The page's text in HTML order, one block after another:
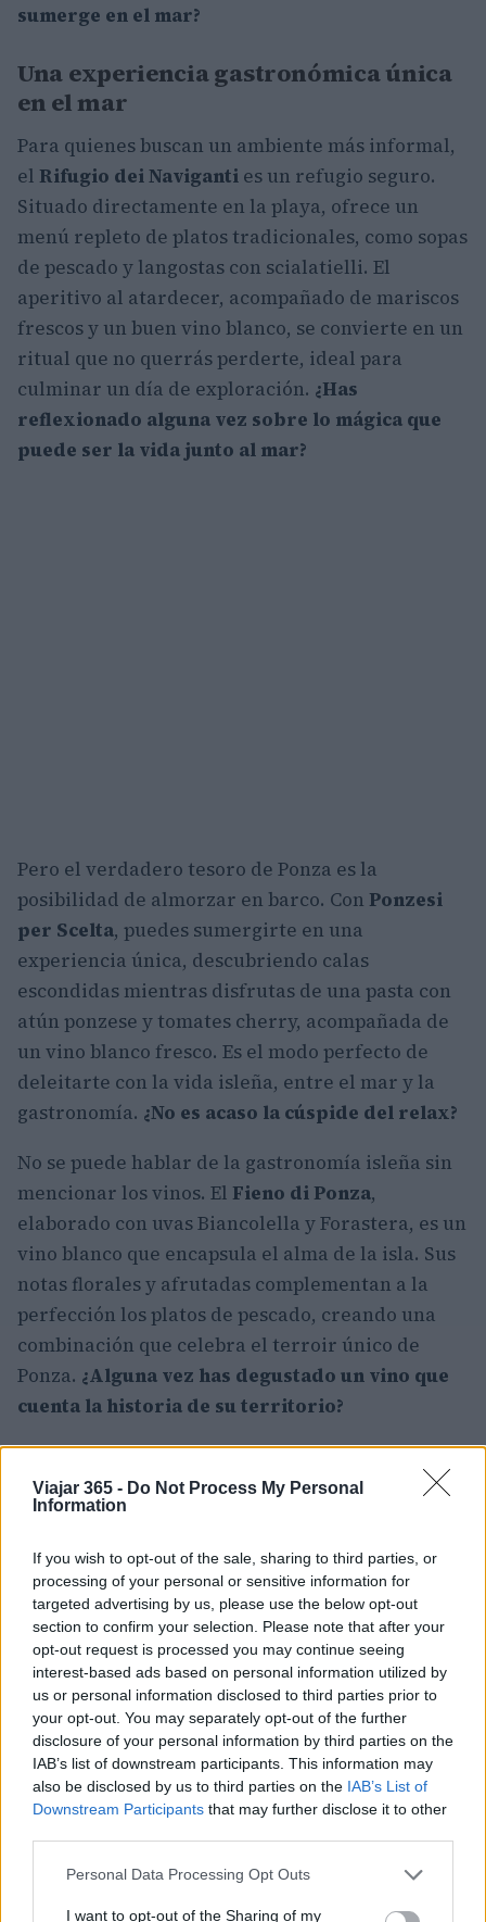
Viajar 365 - Do Not Process My Personal
Information
If you wish to opt-out of the sale, sharing to third parties, or
processing of your personal or sensitive information for
targeted advertising by us, please use the below opt-out
section to confirm your selection. Please note that after your
opt-out request is processed you may continue seeing
interest-based ads based on personal information utilized by
us or personal information disclosed to third parties prior to
your opt-out. You may separately opt-out of the further
disclosure of your personal information by third parties on the
IAB’s list of downstream participants. This information may
also be disclosed by us to third parties on the IAB’s List of
Downstream Participants that may further disclose it to other
Please note that this website/app uses one or more Google
not limited to your visit or usage behaviour. You may click to
Personal Data Processing Opt Outs
I want to opt-out of the Sharing of my
sumerge en el mar?
Una experiencia gastronómica única
en el mar
Para quienes buscan un ambiente más informal,
el Rifugio dei Naviganti es un refugio seguro.
Situado directamente en la playa, ofrece un
menú repleto de platos tradicionales, como sopas
de pescado y langostas con scialatielli. El
aperitivo al atardecer, acompañado de mariscos
frescos y un buen vino blanco, se convierte en un
ritual que no querrás perderte, ideal para
culminar un día de exploración. ¿Has
reflexionado alguna vez sobre lo mágica que
puede ser la vida junto al mar?
Pero el verdadero tesoro de Ponza es la
posibilidad de almorzar en barco. Con Ponzesi
per Scelta, puedes sumergirte en una
experiencia única, descubriendo calas
escondidas mientras disfrutas de una pasta con
atún ponzese y tomates cherry, acompañada de
un vino blanco fresco. Es el modo perfecto de
deleitarte con la vida isleña, entre el mar y la
gastronomía. ¿No es acaso la cúspide del relax?
No se puede hablar de la gastronomía isleña sin
mencionar los vinos. El Fieno di Ponza,
elaborado con uvas Biancolella y Forastera, es un
vino blanco que encapsula el alma de la isla. Sus
notas florales y afrutadas complementan a la
perfección los platos de pescado, creando una
combinación que celebra el terroir único de
Ponza. ¿Alguna vez has degustado un vino que
cuenta la historia de su territorio?
Cada sorbo es un viaje a través de los viñedos que
se extienden por las colinas, acariciados por la
brisa marina. La Biancolella en su forma más
pura, con sus matices cítricos y florales, es la
esencia de Ponza, ideal para acompañar una
cena bajo las estrellas, mientras la luna se refleja
en el mar. La calidad se siente desde el primer
trago: te llevará a explorar cada matiz del
paisaje.
En conclusión, Ponza es una isla que invita a ser
vivida y saboreada. Cada restaurante, cada
plato, cada copa de vino cuenta una historia
profunda, ligada a la tradición y a la naturaleza.
Solo queda partir hacia una aventura